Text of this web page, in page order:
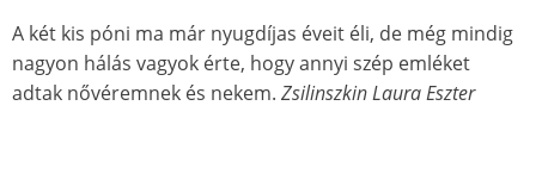
A két kis póni ma már nyugdíjas éveit éli, de még mindig
nagyon hálás vagyok érte, hogy annyi szép emléket
adtak nővéremnek és nekem. Zsilinszkin Laura Eszter